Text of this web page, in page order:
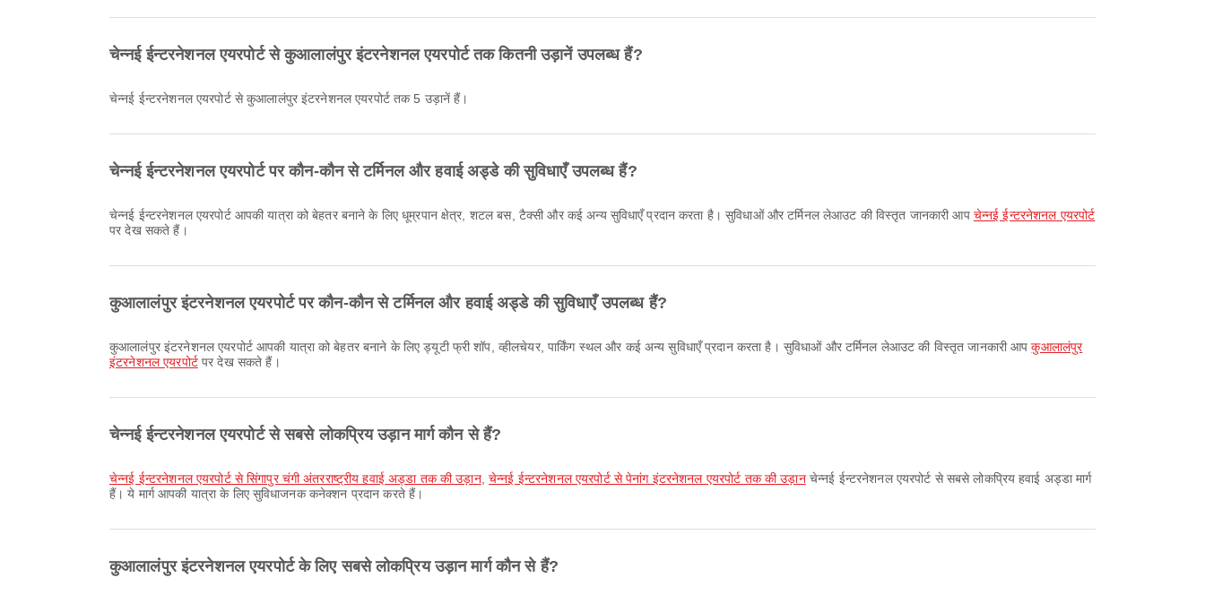
चेन्नई ईन्टरनेशनल एयरपोर्ट से कुआलालंपुर इंटरनेशनल एयरपोर्ट तक कितनी उड़ानें उपलब्ध हैं?
चेन्नई ईन्टरनेशनल एयरपोर्ट से कुआलालंपुर इंटरनेशनल एयरपोर्ट तक 5 उड़ानें हैं।
चेन्नई ईन्टरनेशनल एयरपोर्ट पर कौन-कौन से टर्मिनल और हवाई अड्डे की सुविधाएँ उपलब्ध हैं?
चेन्नई ईन्टरनेशनल एयरपोर्ट आपकी यात्रा को बेहतर बनाने के लिए धूम्रपान क्षेत्र, शटल बस, टैक्सी और कई अन्य सुविधाएँ प्रदान करता है। सुविधाओं और टर्मिनल लेआउट की विस्तृत जानकारी आप चेन्नई ईन्टरनेशनल एयरपोर्ट
पर देख सकते हैं।
कुआलालंपुर इंटरनेशनल एयरपोर्ट पर कौन-कौन से टर्मिनल और हवाई अड्डे की सुविधाएँ उपलब्ध हैं?
कुआलालंपुर इंटरनेशनल एयरपोर्ट आपकी यात्रा को बेहतर बनाने के लिए ड्यूटी फ्री शॉप, व्हीलचेयर, पार्किंग स्थल और कई अन्य सुविधाएँ प्रदान करता है। सुविधाओं और टर्मिनल लेआउट की विस्तृत जानकारी आपकुआलालंपुर
इंटरनेशनल एयरपोर्टपर देख सकते हैं।
चेन्नई ईन्टरनेशनल एयरपोर्ट से सबसे लोकप्रिय उड़ान मार्ग कौन से हैं?
चेन्नई ईन्टरनेशनल एयरपोर्ट से सिंगापुर चंगी अंतरराष्ट्रीय हवाई अड्डा तक की उड़ान, चेन्नई ईन्टरनेशनल एयरपोर्ट से पेनांग इंटरनेशनल एयरपोर्ट तक की उड़ानचेन्नई ईन्टरनेशनल एयरपोर्ट से सबसे लोकप्रिय हवाई अड्डा मार्ग
हैं। ये मार्ग आपकी यात्रा के लिए सुविधाजनक कनेक्शन प्रदान करते हैं।
कुआलालंपुर इंटरनेशनल एयरपोर्ट के लिए सबसे लोकप्रिय उड़ान मार्ग कौन से हैं?